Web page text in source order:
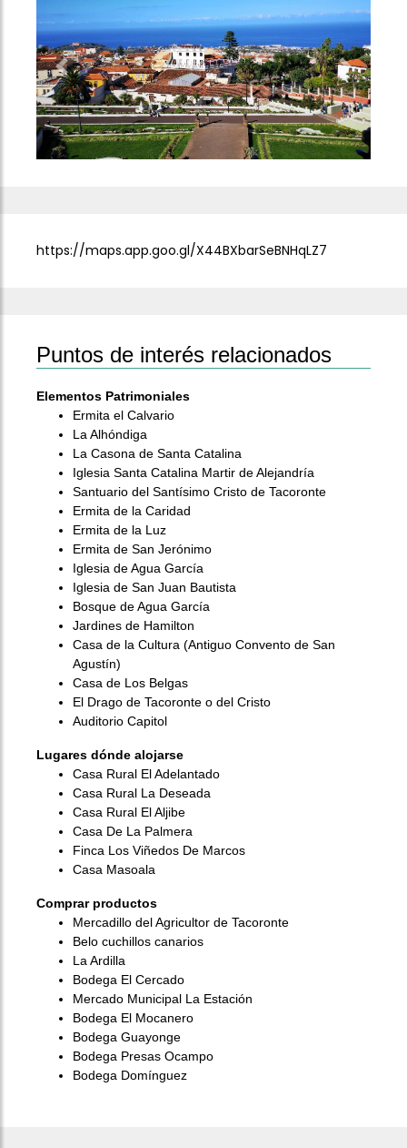
Previous Next
https://maps.app.goo.gl/X44BXbarSeBNHqLZ7
Puntos de interés relacionados
Elementos Patrimoniales
Ermita el Calvario
La Alhóndiga
La Casona de Santa Catalina
Iglesia Santa Catalina Martir de Alejandría
Santuario del Santísimo Cristo de Tacoronte
Ermita de la Caridad
Ermita de la Luz
Ermita de San Jerónimo
Iglesia de Agua García
Iglesia de San Juan Bautista
Bosque de Agua García
Jardines de Hamilton
Casa de la Cultura (Antiguo Convento de San
Agustín)
Casa de Los Belgas
El Drago de Tacoronte o del Cristo
Auditorio Capitol
Lugares dónde alojarse
Casa Rural El Adelantado
Casa Rural La Deseada
Casa Rural El Aljibe
Casa De La Palmera
Finca Los Viñedos De Marcos
Casa Masoala
Comprar productos
Mercadillo del Agricultor de Tacoronte
Belo cuchillos canarios
La Ardilla
Bodega El Cercado
Mercado Municipal La Estación
Bodega El Mocanero
Bodega Guayonge
Bodega Presas Ocampo
Bodega Domínguez